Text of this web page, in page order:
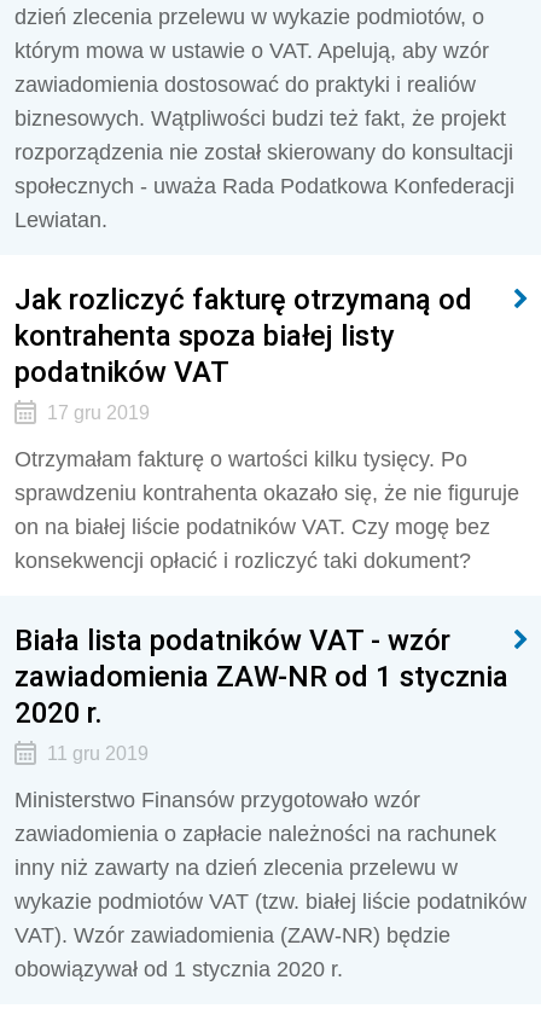
dzień zlecenia przelewu w wykazie podmiotów, o
którym mowa w ustawie o VAT. Apelują, aby wzór
zawiadomienia dostosować do praktyki i realiów
biznesowych. Wątpliwości budzi też fakt, że projekt
rozporządzenia nie został skierowany do konsultacji
społecznych - uważa Rada Podatkowa Konfederacji
Lewiatan.
Jak rozliczyć fakturę otrzymaną od
kontrahenta spoza białej listy
podatników VAT
17 gru 2019
Otrzymałam fakturę o wartości kilku tysięcy. Po
sprawdzeniu kontrahenta okazało się, że nie figuruje
on na białej liście podatników VAT. Czy mogę bez
konsekwencji opłacić i rozliczyć taki dokument?
Biała lista podatników VAT - wzór
zawiadomienia ZAW-NR od 1 stycznia
2020 r.
11 gru 2019
Ministerstwo Finansów przygotowało wzór
zawiadomienia o zapłacie należności na rachunek
inny niż zawarty na dzień zlecenia przelewu w
wykazie podmiotów VAT (tzw. białej liście podatników
VAT). Wzór zawiadomienia (ZAW-NR) będzie
obowiązywał od 1 stycznia 2020 r.